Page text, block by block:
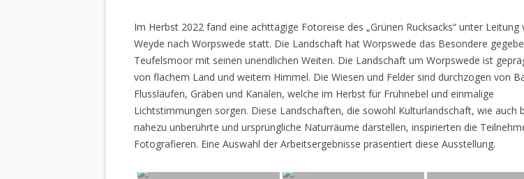
Im Herbst 2022 fand eine achttägige Fotoreise des „Grünen Rucksacks“ unter Leitung
Weyde nach Worpswede statt. Die Landschaft hat Worpswede das Besondere
Teufelsmoor mit seinen unendlichen Weiten. Die Landschaft um Worpswede ist
von flachem Land und weitem Himmel. Die Wiesen und Felder sind durchzogen von
Flussläufen, Gräben und Kanälen, welche im Herbst für Frühnebel und einmalige
Lichtstimmungen sorgen. Diese Landschaften, die sowohl Kulturlandschaft, wie auch
nahezu unberührte und ursprüngliche Naturräume darstellen, inspirierten die
Fotografieren. Eine Auswahl der Arbeitsergebnisse präsentiert diese Ausstellung.